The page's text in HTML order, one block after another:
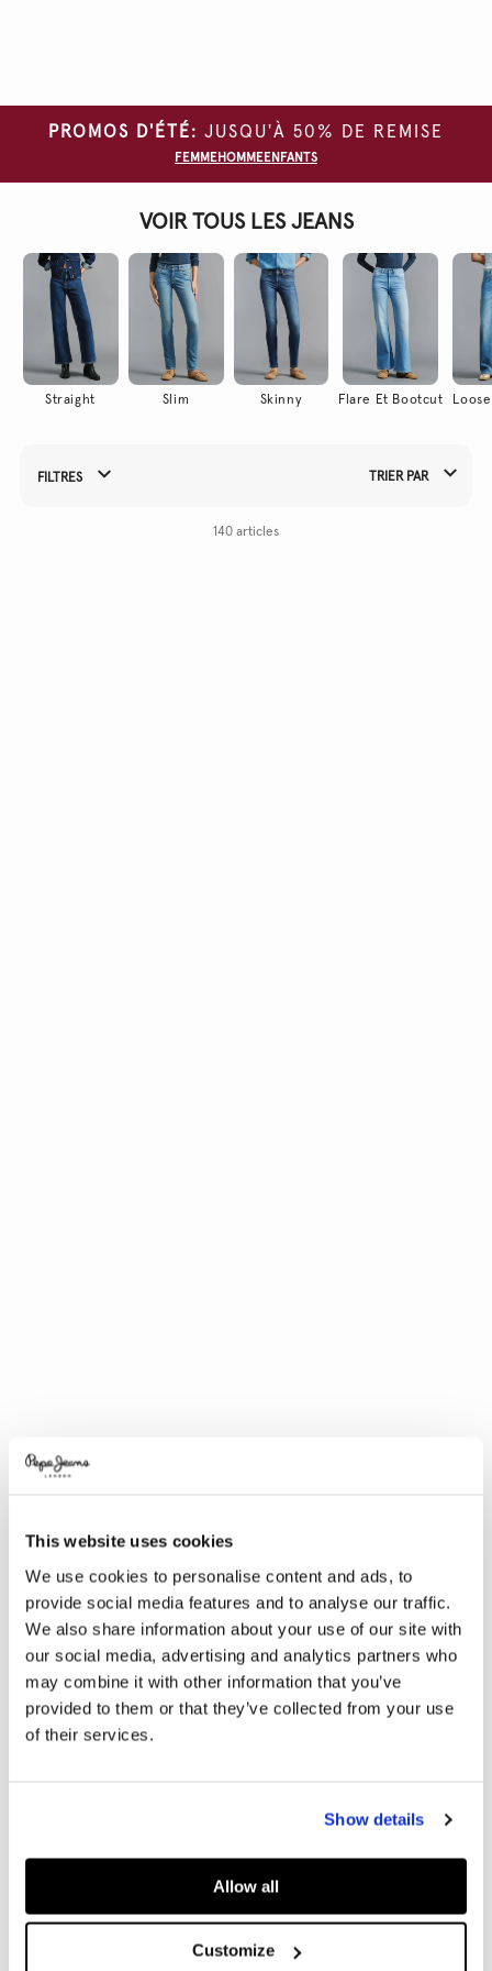
This website uses cookies
We use cookies to personalise content and ads, to
provide social media features and to analyse our traffic.
We also share information about your use of our site with
our social media, advertising and analytics partners who
may combine it with other information that you’ve
provided to them or that they’ve collected from your use
of their services.
Show details
Allow all
Customize
PROMOS D'ÉTÉ: JUSQU'À 50% DE REMISE
FEMMEHOMMEENFANTS
VOIR TOUS LES JEANS
Straight Slim Skinny Flare Et Bootcut
Affiner vos résultats par :
HAUTEUR
TAILLE
NOM DE
PRODUIT
DEFILTRES TRIER PAR
140 articles